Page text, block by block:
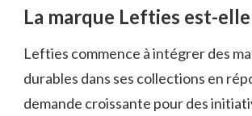
La marque Lefties est-
Lefties commence à intégrer des
durables dans ses collections en
demande croissante pour des